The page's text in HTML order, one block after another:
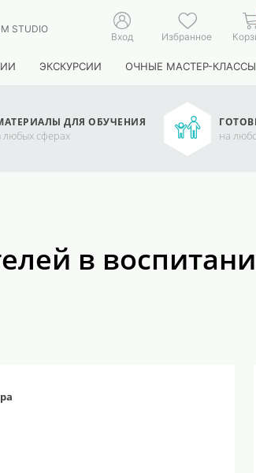
STUDIO
Вход Избранное
ЭКСКУРСИИ ОЧНЫЕ МАСТЕР-КЛАССЫ
ДЛЯ ОБУЧЕНИЯ
любых сферах на
в